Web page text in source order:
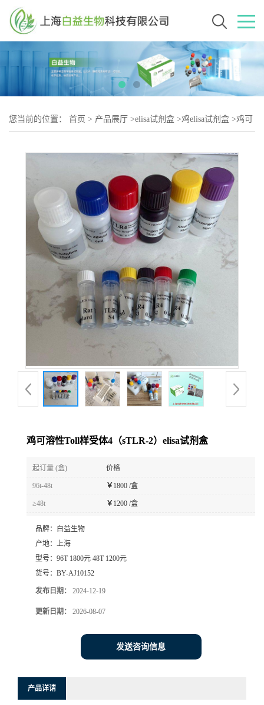
您当前的位置： 首页 > 产品展厅 >elisa试剂盒 >鸡elisa试剂盒 >鸡可
鸡可溶性Toll样受体4（sTLR-2）elisa试剂盒
起订量 (盒) 价格
96t-48t ￥ 1800 /盒
≥48t ￥ 1200 /盒
品牌：
白益生物
产地： 上海
型号： 96T 1800元 48T 1200元
货号： BY-AJ10152
发布日期： 2024-12-19
更新日期： 2026-08-07
发送咨询信息
产品详请